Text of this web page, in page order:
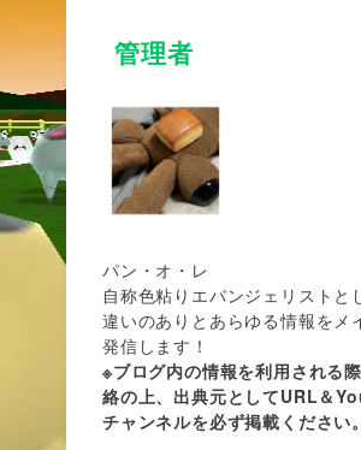
管理者
パン・オ・レ
自称色粘りエバンジェリストと
違いのありとあらゆる情報をメ
発信します！
※ブログ内の情報を利用される
絡の上、出典元としてURL＆
チャンネルを必ず掲載ください。